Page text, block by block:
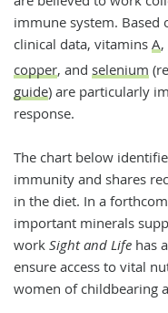
immune system. Based
clinical data, vitamins A,
copper, and selenium
guide) are particularly
response.
The chart below
immunity and shares
in the diet. In a
important minerals
work Sight and Life has
ensure access to vital
women of childbearing